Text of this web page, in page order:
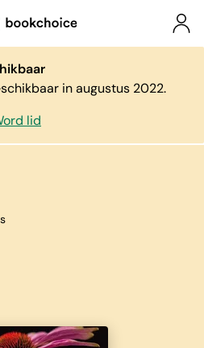
in augustus 2022.
lid